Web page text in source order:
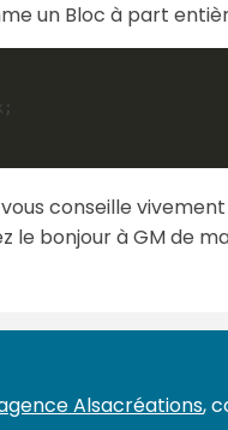
un Bloc à part
conseille
le bonjour à GM de
Alsacréations,